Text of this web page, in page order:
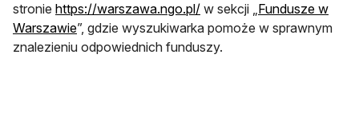
stronie https://warszawa.ngo.pl/ w sekcji „Fundusze w
Warszawie”, gdzie wyszukiwarka pomoże w sprawnym
znalezieniu odpowiednich funduszy.